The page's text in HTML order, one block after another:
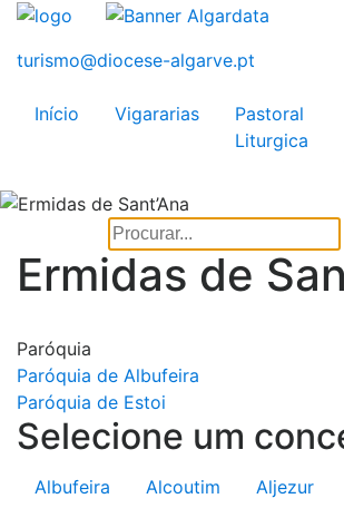
Início Vigararias
Pastoral
Liturgica
Ermidas de
Paróquia
Paróquia de Albufeira
Paróquia de Estoi
Selecione um
Albufeira Alcoutim Aljezur